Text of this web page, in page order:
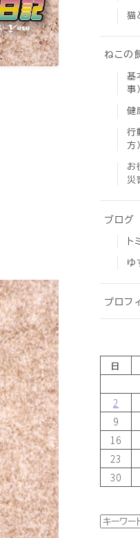
猫
ねこの
基
事）
健
行
方）
お
災
ブログ
ト
ゆ
プロフ
日
2
9
16
23
30